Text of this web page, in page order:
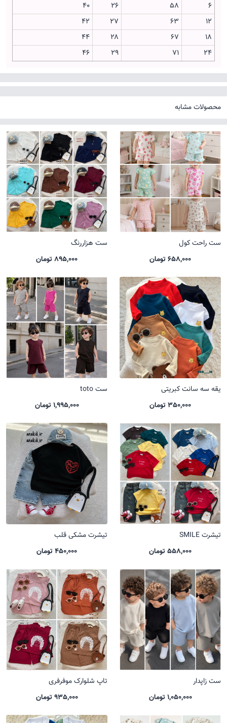
۶
۵۸ ۲۶
۴۰
۱۲
۶۳ ۲۷
۴۲
۱۸
۶۷ ۲۸
۴۴
۲۴
۷۱ ۲۹ ۴۶
محصولات مشابه
ست راحت کول
658,000 تومان
ست هزاررنگ
895,000 تومان
یقه سه سانت کبریتی
350,000 تومان
ست toto
1,995,000 تومان
تیشرت SMILE
558,000 تومان
تیشرت مشکی قلب
450,000 تومان
ست زاپدار
1,050,000 تومان
تاپ شلوارک موفرفری
935,000 تومان